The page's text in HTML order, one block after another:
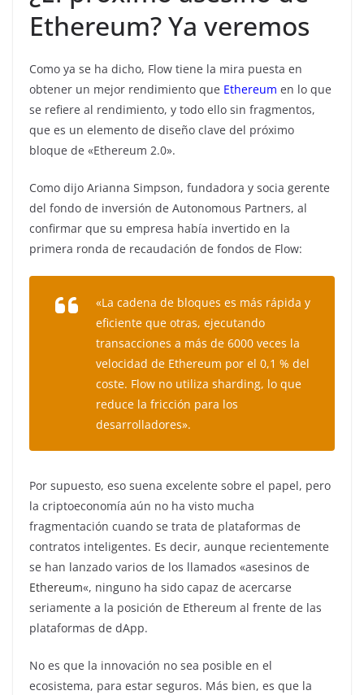
Ethereum? Ya veremos
Como ya se ha dicho, Flow tiene la mira puesta en
obtener un mejor rendimiento que Ethereum en lo que
se refiere al rendimiento, y todo ello sin fragmentos,
que es un elemento de diseño clave del próximo
bloque de «Ethereum 2.0».
Como dijo Arianna Simpson, fundadora y socia gerente
del fondo de inversión de Autonomous Partners, al
confirmar que su empresa había invertido en la
primera ronda de recaudación de fondos de Flow:
«La cadena de bloques es más rápida y
eficiente que otras, ejecutando
transacciones a más de 6000 veces la
velocidad de Ethereum por el 0,1 % del
coste. Flow no utiliza sharding, lo que
reduce la fricción para los
desarrolladores».
Por supuesto, eso suena excelente sobre el papel, pero
la criptoeconomía aún no ha visto mucha
fragmentación cuando se trata de plataformas de
contratos inteligentes. Es decir, aunque recientemente
se han lanzado varios de los llamados «asesinos de
Ethereum«, ninguno ha sido capaz de acercarse
seriamente a la posición de Ethereum al frente de las
plataformas de dApp.
No es que la innovación no sea posible en el
ecosistema, para estar seguros. Más bien, es que la